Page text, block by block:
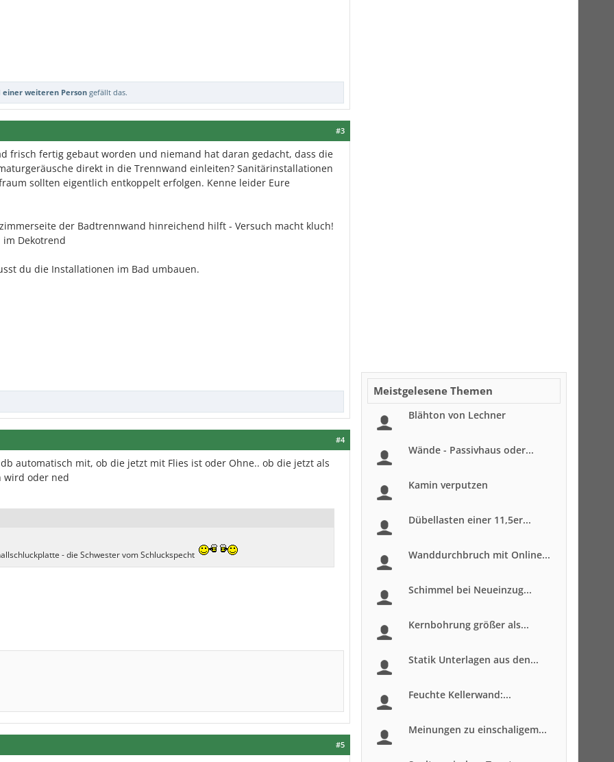
einer weiteren Person gefällt das.
#3
frisch fertig gebaut worden und niemand hat daran gedacht, dass die
direkt in die Trennwand einleiten? Sanitärinstallationen
sollten eigentlich entkoppelt erfolgen. Kenne leider Eure
der Badtrennwand hinreichend hilft - Versuch macht kluch!
Dekotrend
du die Installationen im Bad umbauen.
#4
automatisch mit, ob die jetzt mit Flies ist oder Ohne.. ob die jetzt als
wird oder ned
- die Schwester vom Schluckspecht
#5
Meistgelesene Themen
Blähton von Lechner
Wände - Passivhaus oder...
Kamin verputzen
Dübellasten einer 11,5er...
Wanddurchbruch mit Online...
Schimmel bei Neueinzug...
Kernbohrung größer als...
Statik Unterlagen aus den...
Feuchte Kellerwand:...
Meinungen zu einschaligem...